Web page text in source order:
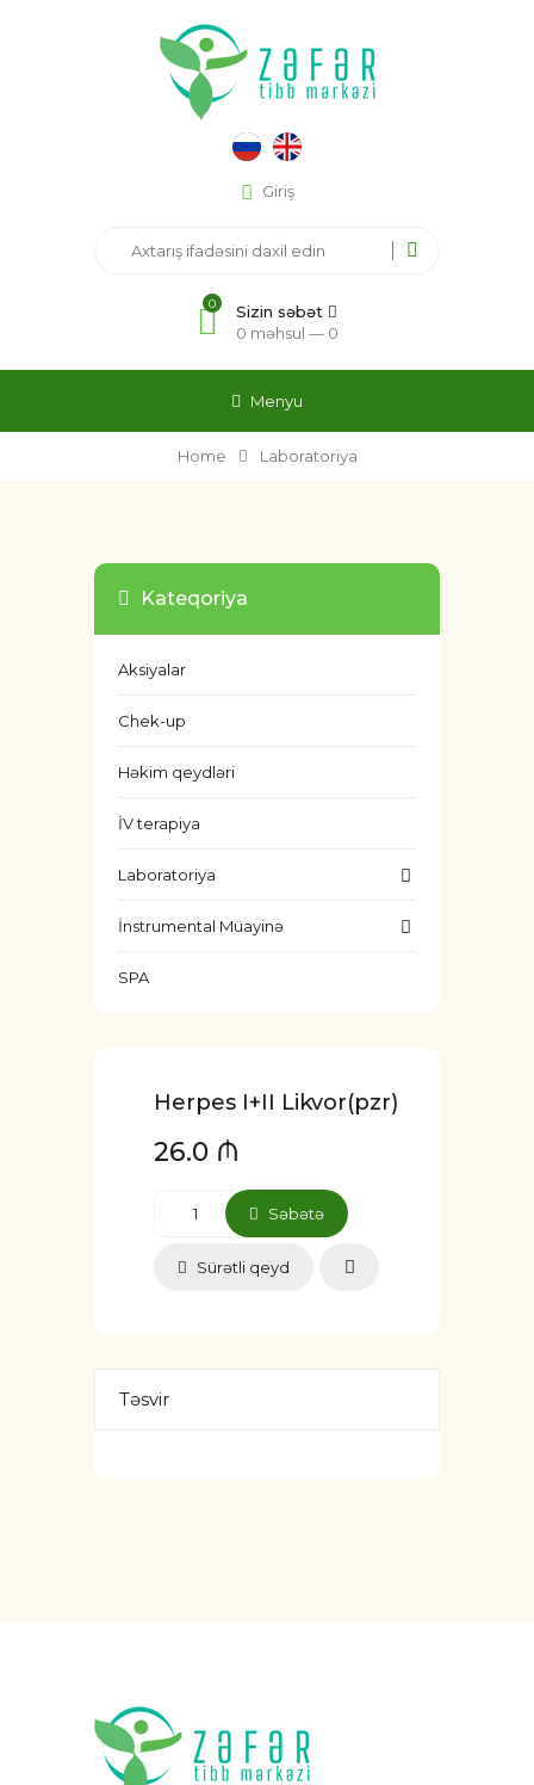
Giriş
0
Sizin səbət
0 məhsul — 0
Menyu
Home Laboratoriya
Kateqoriya
Aksiyalar
Chek-up
Həkim qeydləri
İV terapiya
Laboratoriya
İnstrumental Müayinə
SPA
Herpes I+II Likvor(pzr)
26.0 ₼
Səbətə
Sürətli qeyd
Təsvir